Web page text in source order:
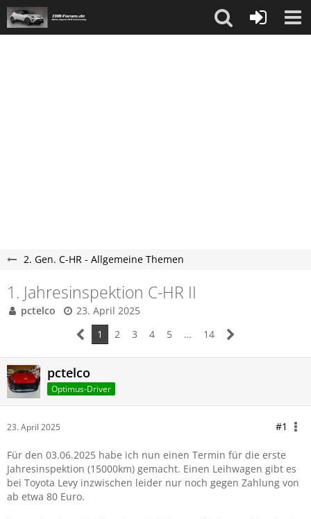
2. Gen. C-HR - Allgemeine Themen
1. Jahresinspektion C-HR II
pctelco
23. April 2025
1
2 3 4 5 … 14
pctelco
Optimus-Driver
23. April 2025 #1
Für den 03.06.2025 habe ich nun einen Termin für die erste
Jahresinspektion (15000km) gemacht. Einen Leihwagen gibt es
bei Toyota Levy inzwischen leider nur noch gegen Zahlung von
ab etwa 80 Euro.